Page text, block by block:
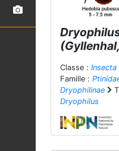
Classe : Insecta
Famille :
Dryophilinae
Dryophilus